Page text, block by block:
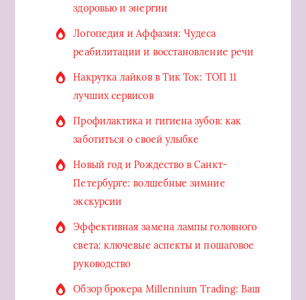
здоровью и энергии
Логопедия и Аффазия: Чудеса
реабилитации и восстановление речи
Накрутка лайков в Тик Ток: ТОП 11
лучших сервисов
Профилактика и гигиена зубов: как
заботиться о своей улыбке
Новый год и Рождество в Санкт-
Петербурге: волшебные зимние
экскурсии
Эффективная замена лампы головного
света: ключевые аспекты и пошаговое
руководство
Обзор брокера Millennium Trading: Ваш